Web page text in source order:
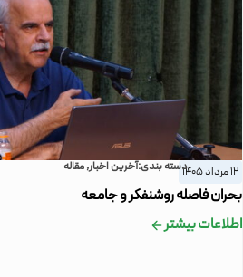
12 مرداد 1405 دسته بندی:آخرین اخبار,مقاله
بحران فاصله روشنفکر و جامعه
اطلاعات بیشتر